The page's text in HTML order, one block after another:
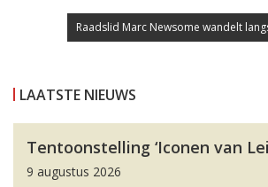
Raadslid Marc Newsome wandelt
LAATSTE NIEUWS
Tentoonstelling ‘Iconen van
9 augustus 2026